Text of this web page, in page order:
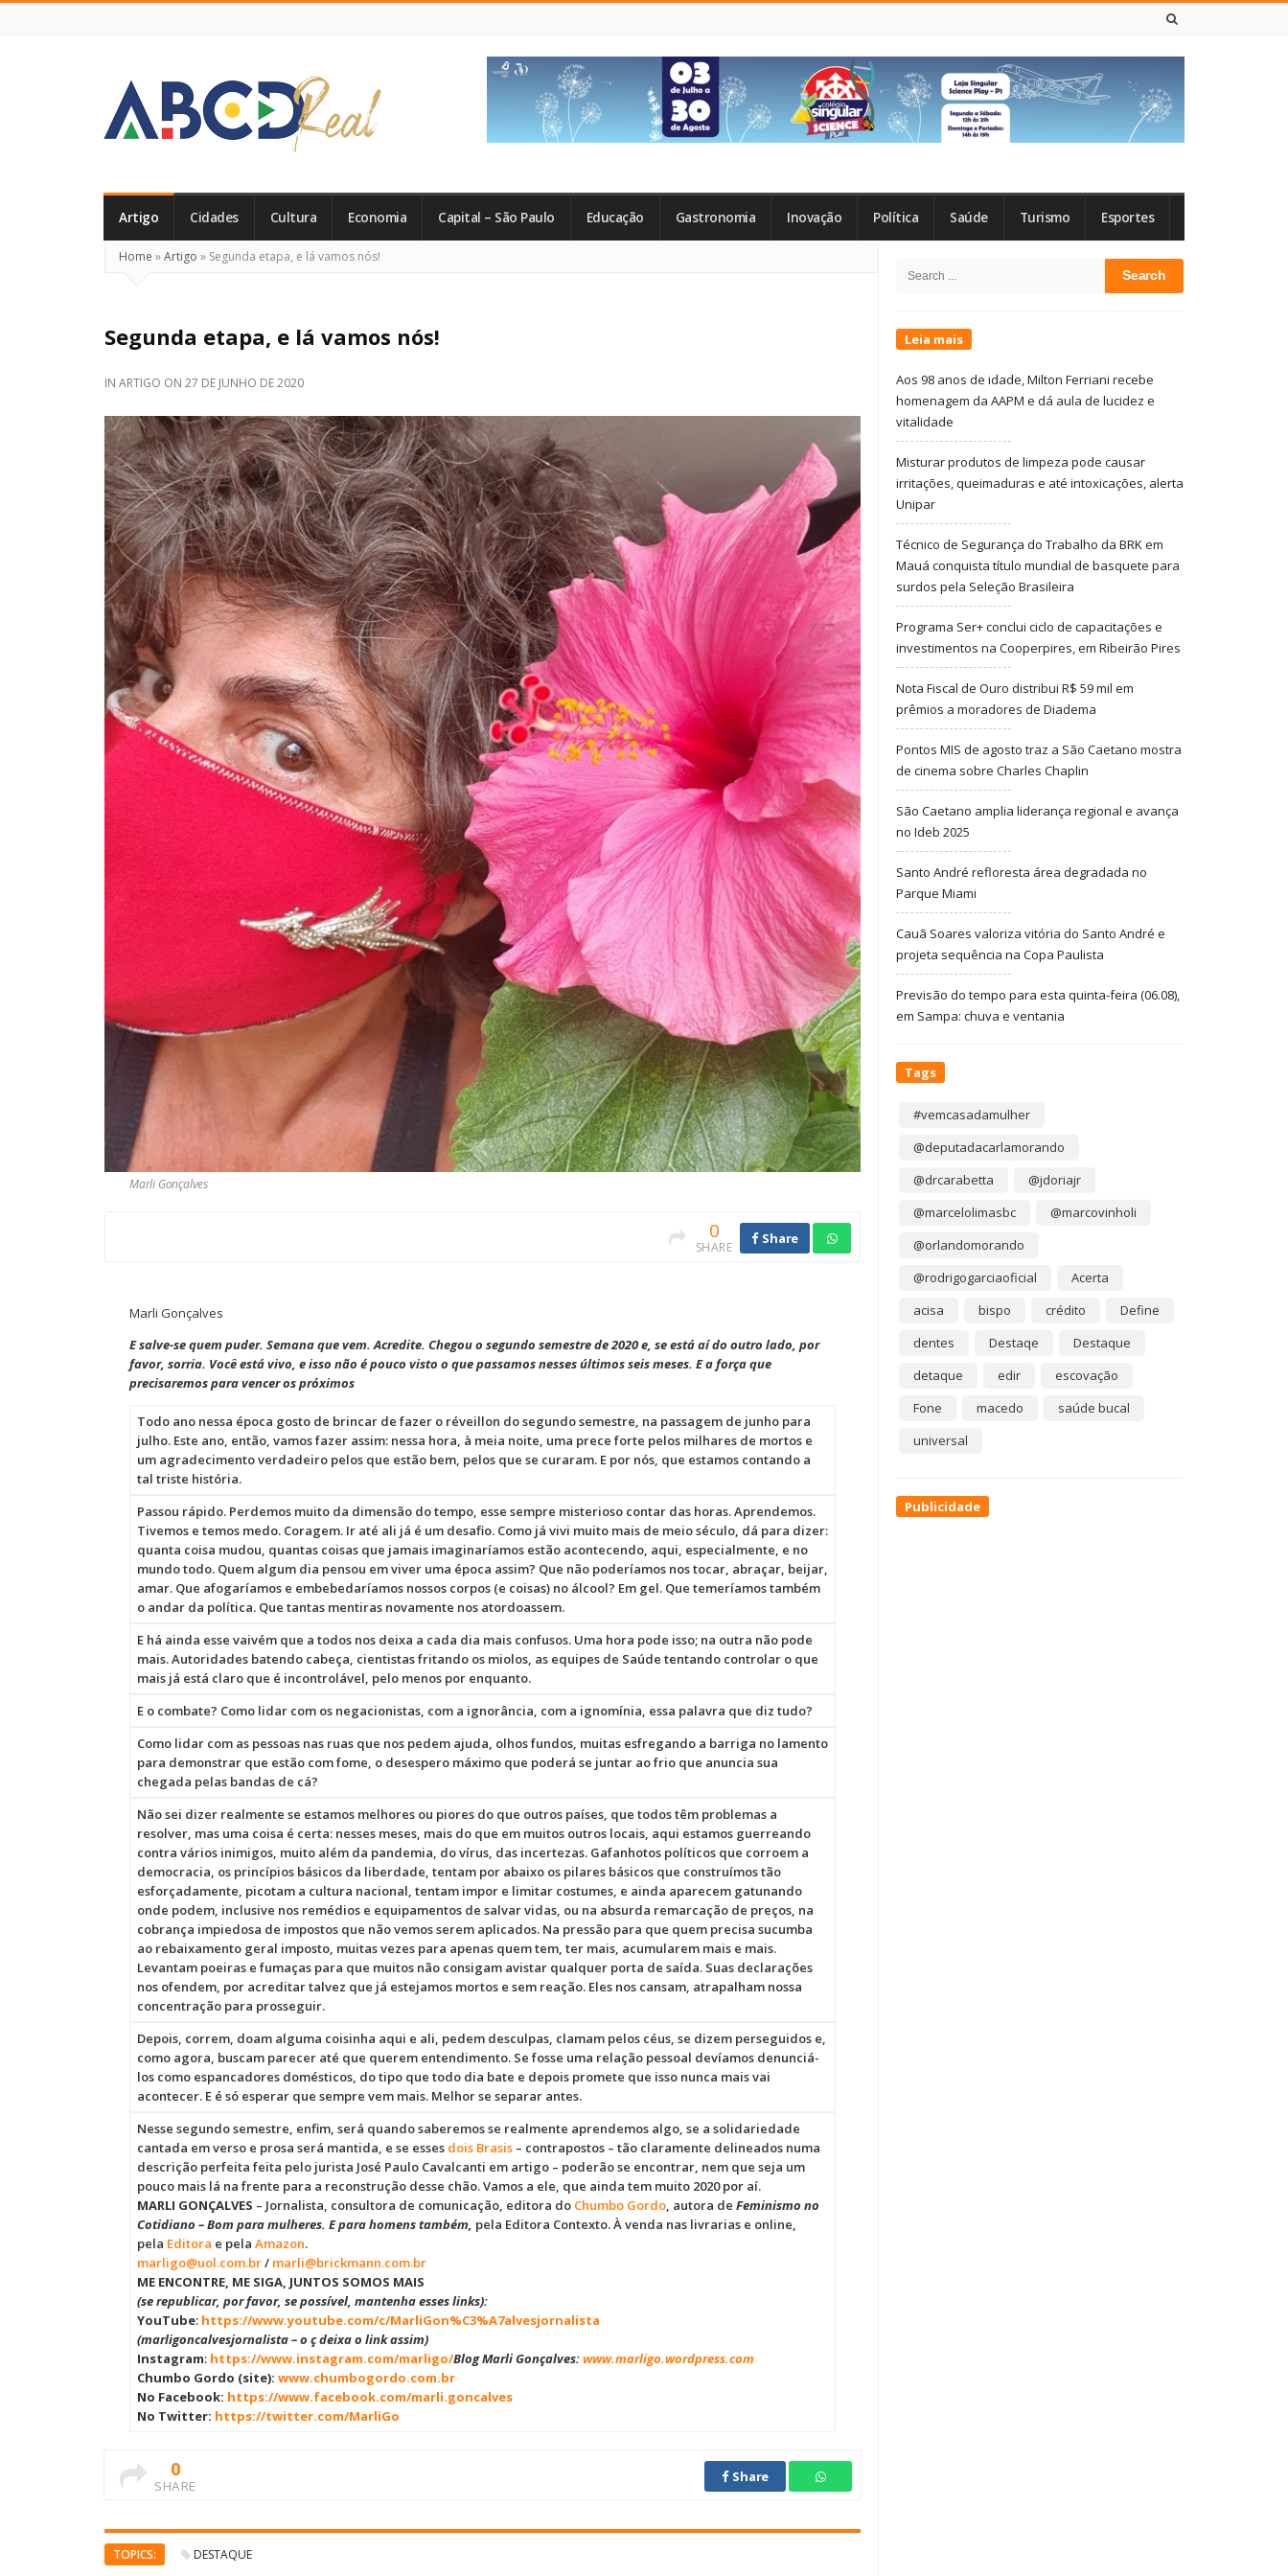
Real
Artigo Cidades Cultura Economia Capital – São Paulo Educação Gastronomia Inovação Política Saúde Turismo Esportes
Home »Artigo » Segunda etapa, e lá vamos nós!
Segunda etapa, e lá vamos nós!
IN ARTIGO ON 27 DE JUNHO DE 2020
Marli Gonçalves
0
SHARE
Share
Marli Gonçalves
E salve-se quem puder. Semana que vem. Acredite. Chegou o segundo semestre de 2020 e, se está aí do outro lado, por
favor, sorria. Você está vivo, e isso não é pouco visto o que passamos nesses últimos seis meses. E a força que
precisaremos para vencer os próximos
Todo ano nessa época gosto de brincar de fazer o réveillon do segundo semestre, na passagem de junho para
julho. Este ano, então, vamos fazer assim: nessa hora, à meia noite, uma prece forte pelos milhares de mortos e
um agradecimento verdadeiro pelos que estão bem, pelos que se curaram. E por nós, que estamos contando a
tal triste história.
Passou rápido. Perdemos muito da dimensão do tempo, esse sempre misterioso contar das horas. Aprendemos.
Tivemos e temos medo. Coragem. Ir até ali já é um desafio. Como já vivi muito mais de meio século, dá para dizer:
quanta coisa mudou, quantas coisas que jamais imaginaríamos estão acontecendo, aqui, especialmente, e no
mundo todo. Quem algum dia pensou em viver uma época assim? Que não poderíamos nos tocar, abraçar, beijar,
amar. Que afogaríamos e embebedaríamos nossos corpos (e coisas) no álcool? Em gel. Que temeríamos também
o andar da política. Que tantas mentiras novamente nos atordoassem.
E há ainda esse vaivém que a todos nos deixa a cada dia mais confusos. Uma hora pode isso; na outra não pode
mais. Autoridades batendo cabeça, cientistas fritando os miolos, as equipes de Saúde tentando controlar o que
mais já está claro que é incontrolável, pelo menos por enquanto.
E o combate? Como lidar com os negacionistas, com a ignorância, com a ignomínia, essa palavra que diz tudo?
Como lidar com as pessoas nas ruas que nos pedem ajuda, olhos fundos, muitas esfregando a barriga no lamento
para demonstrar que estão com fome, o desespero máximo que poderá se juntar ao frio que anuncia sua
chegada pelas bandas de cá?
Não sei dizer realmente se estamos melhores ou piores do que outros países, que todos têm problemas a
resolver, mas uma coisa é certa: nesses meses, mais do que em muitos outros locais, aqui estamos guerreando
contra vários inimigos, muito além da pandemia, do vírus, das incertezas. Gafanhotos políticos que corroem a
democracia, os princípios básicos da liberdade, tentam por abaixo os pilares básicos que construímos tão
esforçadamente, picotam a cultura nacional, tentam impor e limitar costumes, e ainda aparecem gatunando
onde podem, inclusive nos remédios e equipamentos de salvar vidas, ou na absurda remarcação de preços, na
cobrança impiedosa de impostos que não vemos serem aplicados. Na pressão para que quem precisa sucumba
ao rebaixamento geral imposto, muitas vezes para apenas quem tem, ter mais, acumularem mais e mais.
Levantam poeiras e fumaças para que muitos não consigam avistar qualquer porta de saída. Suas declarações
nos ofendem, por acreditar talvez que já estejamos mortos e sem reação. Eles nos cansam, atrapalham nossa
concentração para prosseguir.
Depois, correm, doam alguma coisinha aqui e ali, pedem desculpas, clamam pelos céus, se dizem perseguidos e,
como agora, buscam parecer até que querem entendimento. Se fosse uma relação pessoal devíamos denunciá-
los como espancadores domésticos, do tipo que todo dia bate e depois promete que isso nunca mais vai
acontecer. E é só esperar que sempre vem mais. Melhor se separar antes.
Nesse segundo semestre, enfim, será quando saberemos se realmente aprendemos algo, se a solidariedade
cantada em verso e prosa será mantida, e se esses dois Brasis– contrapostos – tão claramente delineados numa
descrição perfeita feita pelo jurista José Paulo Cavalcanti em artigo – poderão se encontrar, nem que seja um
pouco mais lá na frente para a reconstrução desse chão. Vamos a ele, que ainda tem muito 2020 por aí.
MARLI GONÇALVES – Jornalista, consultora de comunicação, editora do Chumbo Gordo, autora de Feminismo no
Cotidiano – Bom para mulheres. E para homens também, pela Editora Contexto. À venda nas livrarias e online,
pela Editora e pela Amazon.
marligo@uol.com.br/ marli@brickmann.com.br
ME ENCONTRE, ME SIGA, JUNTOS SOMOS MAIS
(se republicar, por favor, se possível, mantenha esses links):
YouTube: https://www.youtube.com/c/MarliGon%C3%A7alvesjornalista
(marligoncalvesjornalista – o ç deixa o link assim)
Instagram: https://www.instagram.com/marligo/Blog Marli Gonçalves:www.marligo.wordpress.com
Chumbo Gordo (site): www.chumbogordo.com.br
No Facebook: https://www.facebook.com/marli.goncalves
No Twitter: https://twitter.com/MarliGo
0
SHARE
Share
TOPICS: DESTAQUE
Sidebar
Search
Leia mais
Aos 98 anos de idade, Milton Ferriani recebe
homenagem da AAPM e dá aula de lucidez e
vitalidade
Misturar produtos de limpeza pode causar
irritações, queimaduras e até intoxicações, alerta
Unipar
Técnico de Segurança do Trabalho da BRK em
Mauá conquista título mundial de basquete para
surdos pela Seleção Brasileira
Programa Ser+ conclui ciclo de capacitações e
investimentos na Cooperpires, em Ribeirão Pires
Nota Fiscal de Ouro distribui R$ 59 mil em
prêmios a moradores de Diadema
Pontos MIS de agosto traz a São Caetano mostra
de cinema sobre Charles Chaplin
São Caetano amplia liderança regional e avança
no Ideb 2025
Santo André refloresta área degradada no
Parque Miami
Cauã Soares valoriza vitória do Santo André e
projeta sequência na Copa Paulista
Previsão do tempo para esta quinta-feira (06.08),
em Sampa: chuva e ventania
Tags
#vemcasadamulher
@deputadacarlamorando
@drcarabetta
@jdoriajr
@marcelolimasbc
@marcovinholi
@orlandomorando
@rodrigogarciaoficial
Acerta
acisa
bispo crédito
Define
dentes
Destaqe
Destaque
detaque
edir
escovação
Fone
macedo
saúde bucal
universal
Publicidade